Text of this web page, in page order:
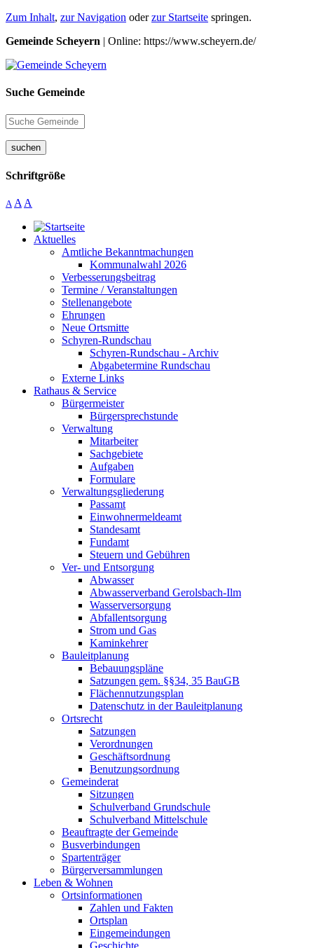
Zum Inhalt, zur Navigation oderzur Startseite springen.
Gemeinde Scheyern | Online: https://www.scheyern.de/
Suche Gemeinde
suchen
Schriftgröße
A A A
Aktuelles
Amtliche Bekanntmachungen
Kommunalwahl 2026
Verbesserungsbeitrag
Termine / Veranstaltungen
Stellenangebote
Ehrungen
Neue Ortsmitte
Schyren-Rundschau
Schyren-Rundschau - Archiv
Abgabetermine Rundschau
Externe Links
Rathaus & Service
Bürgermeister
Bürgersprechstunde
Verwaltung
Mitarbeiter
Sachgebiete
Aufgaben
Formulare
Verwaltungsgliederung
Passamt
Einwohnermeldeamt
Standesamt
Fundamt
Steuern und Gebühren
Ver- und Entsorgung
Abwasser
Abwasserverband Gerolsbach-Ilm
Wasserversorgung
Abfallentsorgung
Strom und Gas
Kaminkehrer
Bauleitplanung
Bebauungspläne
Satzungen gem. §§34, 35 BauGB
Flächennutzungsplan
Datenschutz in der Bauleitplanung
Ortsrecht
Satzungen
Verordnungen
Geschäftsordnung
Benutzungsordnung
Gemeinderat
Sitzungen
Schulverband Grundschule
Schulverband Mittelschule
Beauftragte der Gemeinde
Busverbindungen
Spartenträger
Bürgerversammlungen
Leben & Wohnen
Ortsinformationen
Zahlen und Fakten
Ortsplan
Eingemeindungen
Geschichte